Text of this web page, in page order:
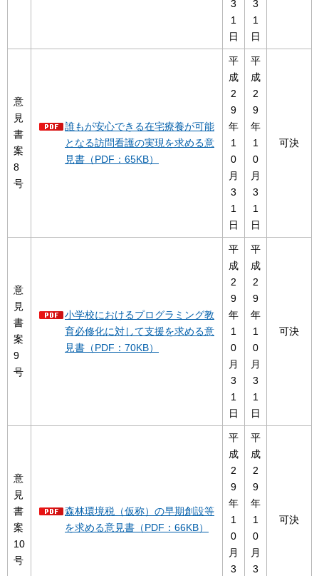
3
1
日
3
1
日
意
見
書
案
8
号
誰もが安心できる在宅療養が可能
となる訪問看護の実現を求める意
見書（PDF：65KB）
平
成
2
9
年
1
0
月
3
1
日
平
成
2
9
年
1
0
月
3
1
日
可決
意
見
書
案
9
号
小学校におけるプログラミング教
育必修化に対して支援を求める意
見書（PDF：70KB）
平
成
2
9
年
1
0
月
3
1
日
平
成
2
9
年
1
0
月
3
1
日
可決
意
見
書
案
10
号
森林環境税（仮称）の早期創設等
を求める意見書（PDF：66KB）
平
成
2
9
年
1
0
月
3
平
成
2
9
年
1
0
月
3
可決